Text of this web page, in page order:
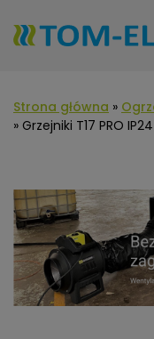
Strona główna »
» Grzejniki T17 PRO IP24